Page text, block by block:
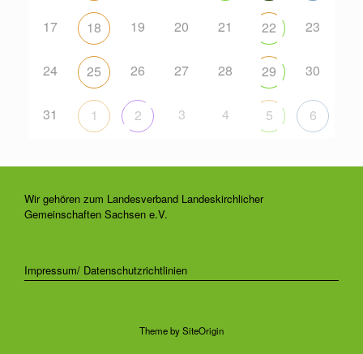
17 18 19 20 21 22 23
24 25 26 27 28 29 30
31 1 2 3 4 5 6
Wir gehören zum Landesverband Landeskirchlicher
Gemeinschaften Sachsen e.V.
Impressum/ Datenschutzrichtlinien
Theme bySiteOrigin